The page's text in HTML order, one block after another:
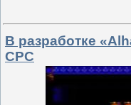
В разработке
CPC